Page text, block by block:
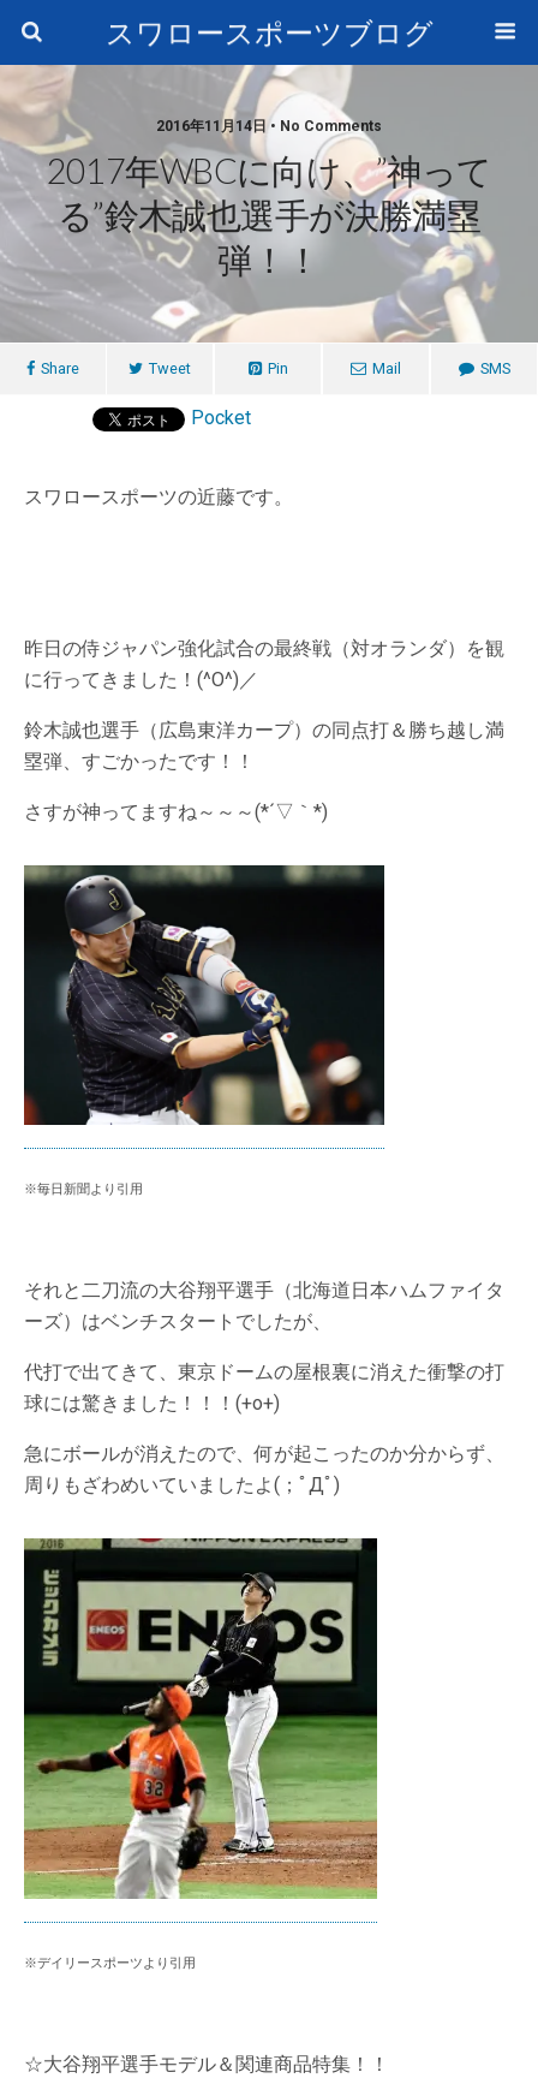
スワロースポーツブログ
2016年11月14日 • No Comments
2017年WBCに向け、”神って
る”鈴木誠也選手が決勝満塁
弾！！
Share Tweet Pin Mail SMS
Pocket
スワロースポーツの近藤です。
昨日の侍ジャパン強化試合の最終戦（対オランダ）を観
に行ってきました！(^O^)／
鈴木誠也選手（広島東洋カープ）の同点打＆勝ち越し満
塁弾、すごかったです！！
さすが神ってますね～～～(*´▽｀*)
※毎日新聞より引用
それと二刀流の大谷翔平選手（北海道日本ハムファイタ
ーズ）はベンチスタートでしたが、
代打で出てきて、東京ドームの屋根裏に消えた衝撃の打
球には驚きました！！！(+o+)
急にボールが消えたので、何が起こったのか分からず、
周りもざわめいていましたよ(；ﾟДﾟ)
※デイリースポーツより引用
☆大谷翔平選手モデル＆関連商品特集！！